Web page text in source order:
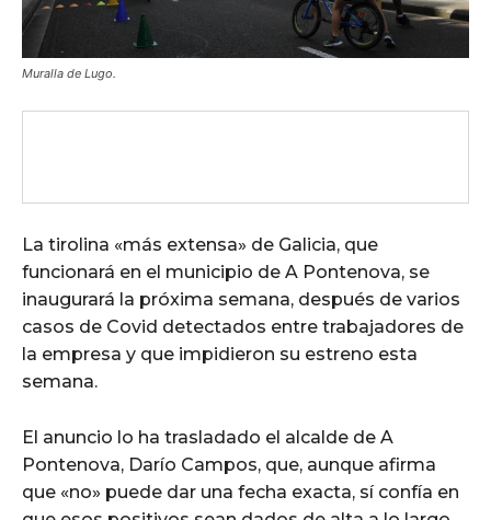
Muralla de Lugo.
La tirolina «más extensa» de Galicia, que
funcionará en el municipio de A Pontenova, se
inaugurará la próxima semana, después de varios
casos de Covid detectados entre trabajadores de
la empresa y que impidieron su estreno esta
semana.
El anuncio lo ha trasladado el alcalde de A
Pontenova, Darío Campos, que, aunque afirma
que «no» puede dar una fecha exacta, sí confía en